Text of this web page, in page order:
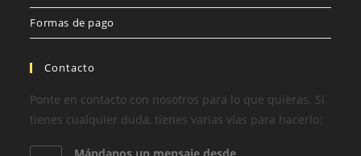
Formas de pago
Contacto
Ponte en contacto con nosotros para lo que quieras. Si
tienes cualquier duda, tienes varias vías para hacerlo:
Mándanos un mensaje desde